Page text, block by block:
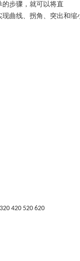
步骤，就可以将直
曲线、拐角、突出和缩
420 520 620